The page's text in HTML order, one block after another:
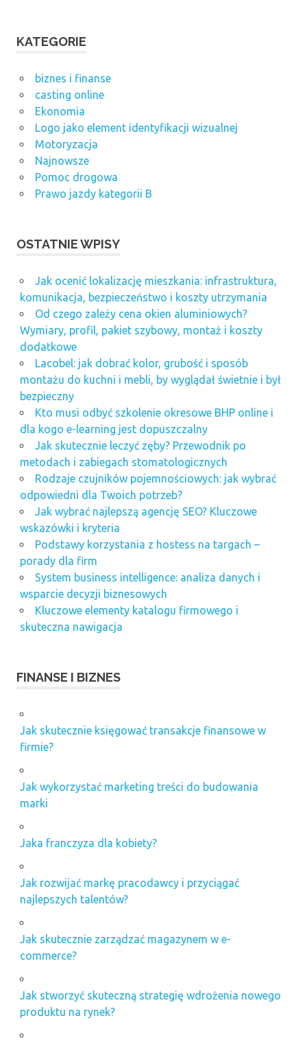
KATEGORIE
biznes i finanse
casting online
Ekonomia
Logo jako element identyfikacji wizualnej
Motoryzacja
Najnowsze
Pomoc drogowa
Prawo jazdy kategorii B
OSTATNIE WPISY
Jak ocenić lokalizację mieszkania: infrastruktura,
komunikacja, bezpieczeństwo i koszty utrzymania
Od czego zależy cena okien aluminiowych?
Wymiary, profil, pakiet szybowy, montaż i koszty
dodatkowe
Lacobel: jak dobrać kolor, grubość i sposób
montażu do kuchni i mebli, by wyglądał świetnie i był
bezpieczny
Kto musi odbyć szkolenie okresowe BHP online i
dla kogo e-learning jest dopuszczalny
Jak skutecznie leczyć zęby? Przewodnik po
metodach i zabiegach stomatologicznych
Rodzaje czujników pojemnościowych: jak wybrać
odpowiedni dla Twoich potrzeb?
Jak wybrać najlepszą agencję SEO? Kluczowe
wskazówki i kryteria
Podstawy korzystania z hostess na targach –
porady dla firm
System business intelligence: analiza danych i
wsparcie decyzji biznesowych
Kluczowe elementy katalogu firmowego i
skuteczna nawigacja
FINANSE I BIZNES
Jak skutecznie księgować transakcje finansowe w
firmie?
Jak wykorzystać marketing treści do budowania
marki
Jaka franczyza dla kobiety?
Jak rozwijać markę pracodawcy i przyciągać
najlepszych talentów?
Jak skutecznie zarządzać magazynem w e-
commerce?
Jak stworzyć skuteczną strategię wdrożenia nowego
produktu na rynek?